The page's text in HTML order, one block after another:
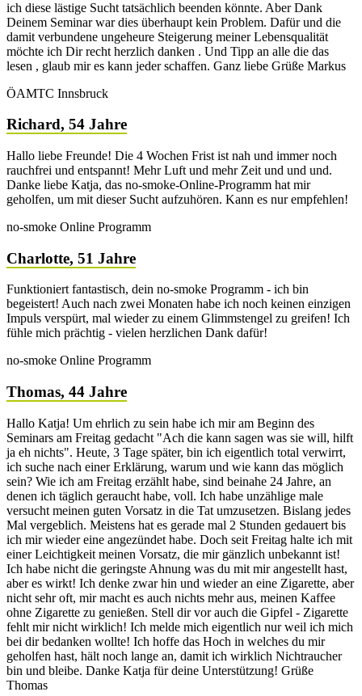
ich diese lästige Sucht tatsächlich beenden könnte. Aber Dank
Deinem Seminar war dies überhaupt kein Problem. Dafür und die
damit verbundene ungeheure Steigerung meiner Lebensqualität
möchte ich Dir recht herzlich danken . Und Tipp an alle die das
lesen , glaub mir es kann jeder schaffen. Ganz liebe Grüße Markus
ÖAMTC Innsbruck
Richard, 54 Jahre
Hallo liebe Freunde! Die 4 Wochen Frist ist nah und immer noch
rauchfrei und entspannt! Mehr Luft und mehr Zeit und und und.
Danke liebe Katja, das no-smoke-Online-Programm hat mir
geholfen, um mit dieser Sucht aufzuhören. Kann es nur empfehlen!
no-smoke Online Programm
Charlotte, 51 Jahre
Funktioniert fantastisch, dein no-smoke Programm - ich bin
begeistert! Auch nach zwei Monaten habe ich noch keinen einzigen
Impuls verspürt, mal wieder zu einem Glimmstengel zu greifen! Ich
fühle mich prächtig - vielen herzlichen Dank dafür!
no-smoke Online Programm
Thomas, 44 Jahre
Hallo Katja! Um ehrlich zu sein habe ich mir am Beginn des
Seminars am Freitag gedacht "Ach die kann sagen was sie will, hilft
ja eh nichts". Heute, 3 Tage später, bin ich eigentlich total verwirrt,
ich suche nach einer Erklärung, warum und wie kann das möglich
sein? Wie ich am Freitag erzählt habe, sind beinahe 24 Jahre, an
denen ich täglich geraucht habe, voll. Ich habe unzählige male
versucht meinen guten Vorsatz in die Tat umzusetzen. Bislang jedes
Mal vergeblich. Meistens hat es gerade mal 2 Stunden gedauert bis
ich mir wieder eine angezündet habe. Doch seit Freitag halte ich mit
einer Leichtigkeit meinen Vorsatz, die mir gänzlich unbekannt ist!
Ich habe nicht die geringste Ahnung was du mit mir angestellt hast,
aber es wirkt! Ich denke zwar hin und wieder an eine Zigarette, aber
nicht sehr oft, mir macht es auch nichts mehr aus, meinen Kaffee
ohne Zigarette zu genießen. Stell dir vor auch die Gipfel - Zigarette
fehlt mir nicht wirklich! Ich melde mich eigentlich nur weil ich mich
bei dir bedanken wollte! Ich hoffe das Hoch in welches du mir
geholfen hast, hält noch lange an, damit ich wirklich Nichtraucher
bin und bleibe. Danke Katja für deine Unterstützung! Grüße
Thomas